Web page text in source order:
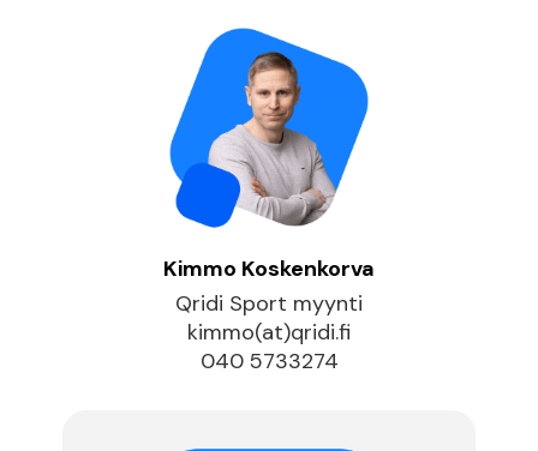
Kimmo Koskenkorva
Qridi Sport myynti
kimmo(at)qridi.fi
040 5733274